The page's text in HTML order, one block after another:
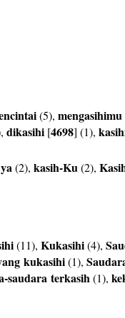
(5), mengasihimu
dikasihi [4698] (1),
(2), kasih-Ku(2),
(11), Kukasihi(4),
kukasihi(1),
saudara terkasih(1),